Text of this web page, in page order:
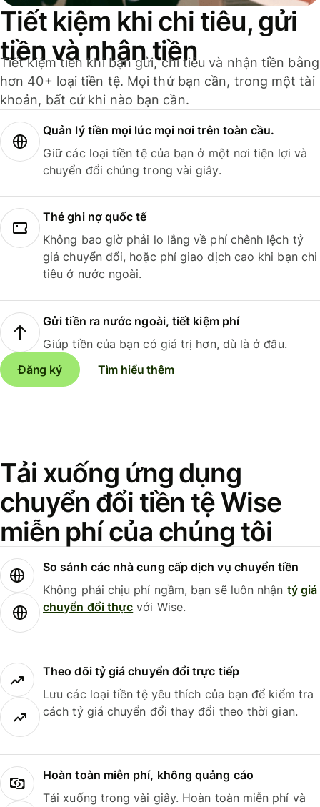
Tiết kiệm khi chi tiêu, gửi
tiền và nhận tiền
Tiết kiệm tiền khi bạn gửi, chi tiêu và nhận tiền bằng
hơn 40+ loại tiền tệ. Mọi thứ bạn cần, trong một tài
khoản, bất cứ khi nào bạn cần.
Quản lý tiền mọi lúc mọi nơi trên toàn cầu.
Giữ các loại tiền tệ của bạn ở một nơi tiện lợi và
chuyển đổi chúng trong vài giây.
Thẻ ghi nợ quốc tế
Không bao giờ phải lo lắng về phí chênh lệch tỷ
giá chuyển đổi, hoặc phí giao dịch cao khi bạn chi
tiêu ở nước ngoài.
Gửi tiền ra nước ngoài, tiết kiệm phí
Giúp tiền của bạn có giá trị hơn, dù là ở đâu.
Đăng ký
Tìm hiểu thêm
Tải xuống ứng dụng
chuyển đổi tiền tệ Wise
miễn phí của chúng tôi
So sánh các nhà cung cấp dịch vụ chuyển tiền
Không phải chịu phí ngầm, bạn sẽ luôn nhận tỷ giá
chuyển đổi thực với Wise.
Theo dõi tỷ giá chuyển đổi trực tiếp
Lưu các loại tiền tệ yêu thích của bạn để kiểm tra
cách tỷ giá chuyển đổi thay đổi theo thời gian.
Hoàn toàn miễn phí, không quảng cáo
Tải xuống trong vài giây. Hoàn toàn miễn phí và